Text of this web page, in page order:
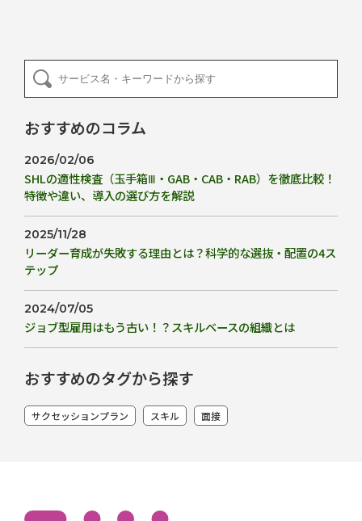
おすすめのコラム
2026/02/06
SHLの適性検査（玉手箱Ⅲ・GAB・CAB・RAB）を徹底比較！
特徴や違い、導入の選び方を解説
2025/11/28
リーダー育成が失敗する理由とは？科学的な選抜・配置の4ス
テップ
2024/07/05
ジョブ型雇用はもう古い！？スキルベースの組織とは
おすすめのタグから探す
サクセッションプラン スキル 面接